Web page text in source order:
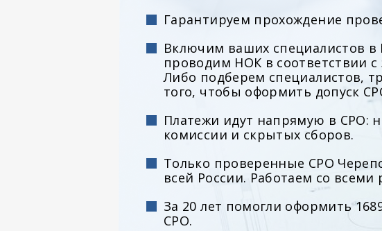
Гарантируем прохождение
Включим ваших специалистов в
проводим НОК в соответствии с
Либо подберем специалистов,
того, чтобы оформить допуск
Платежи идут напрямую в СРО:
комиссии и скрытых сборов.
Только проверенные СРО
всей России. Работаем со всеми
За 20 лет помогли оформить
СРО.